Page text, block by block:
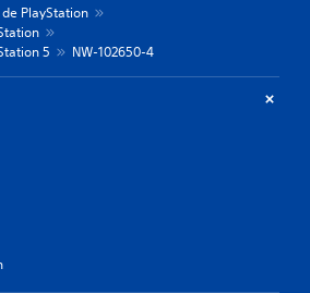
PlayStation
5
NW-102650-4